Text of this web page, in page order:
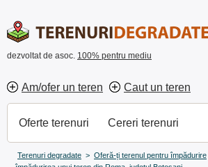
dezvoltat de asoc. 100% pentru mediu
Am/ofer un teren Caut un teren
Oferte terenuri Cereri terenuri
Terenuri degradate > Oferă-ți terenul pentru împădurire